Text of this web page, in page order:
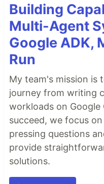
Building
Multi-Agent
Google ADK,
Run
My team's mission is
journey from writing
workloads on Google
succeed, we focus
pressing questions
provide
solutions.